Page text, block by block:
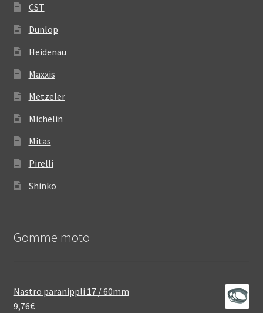
CST
Dunlop
Heidenau
Maxxis
Metzeler
Michelin
Mitas
Pirelli
Shinko
Gomme moto
Nastro paranippli 17 / 60mm
9,76€